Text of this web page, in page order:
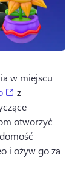
w miejscu
(opens in a
z
otworzyć
i ożyw go za